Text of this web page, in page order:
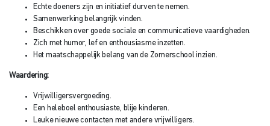
Echte doeners zijn en initiatief durven te nemen.
Samenwerking belangrijk vinden.
Beschikken over goede sociale en communicatieve vaardigheden.
Zich met humor, lef en enthousiasme inzetten.
Het maatschappelijk belang van de Zomerschool inzien.
Waardering:
Vrijwilligersvergoeding.
Een heleboel enthousiaste, blije kinderen.
Leuke nieuwe contacten met andere vrijwilligers.